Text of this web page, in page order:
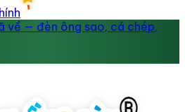
về — đèn ông sao, cá chép,